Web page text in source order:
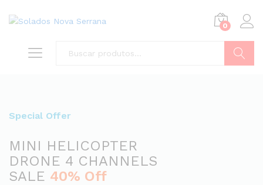
0
Special Offer
MINI HELICOPTER
DRONE 4 CHANNELS
SALE 40% Off